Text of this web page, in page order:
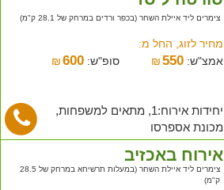
צימרים ליד איילת השחר (בכפר ורדים במרחק של 28.1 ק"מ)
מחיר לזוג, החל מ:
אמצ"ש:
₪550 סופ"ש: ₪ 600
יחידות אירוח:1, מתאים למשפחות,
מכונת אספרסו
אירוח באכזיב
צימרים ליד איילת השחר (במעלות תרשיחא במרחק של 28.5
ק"מ)